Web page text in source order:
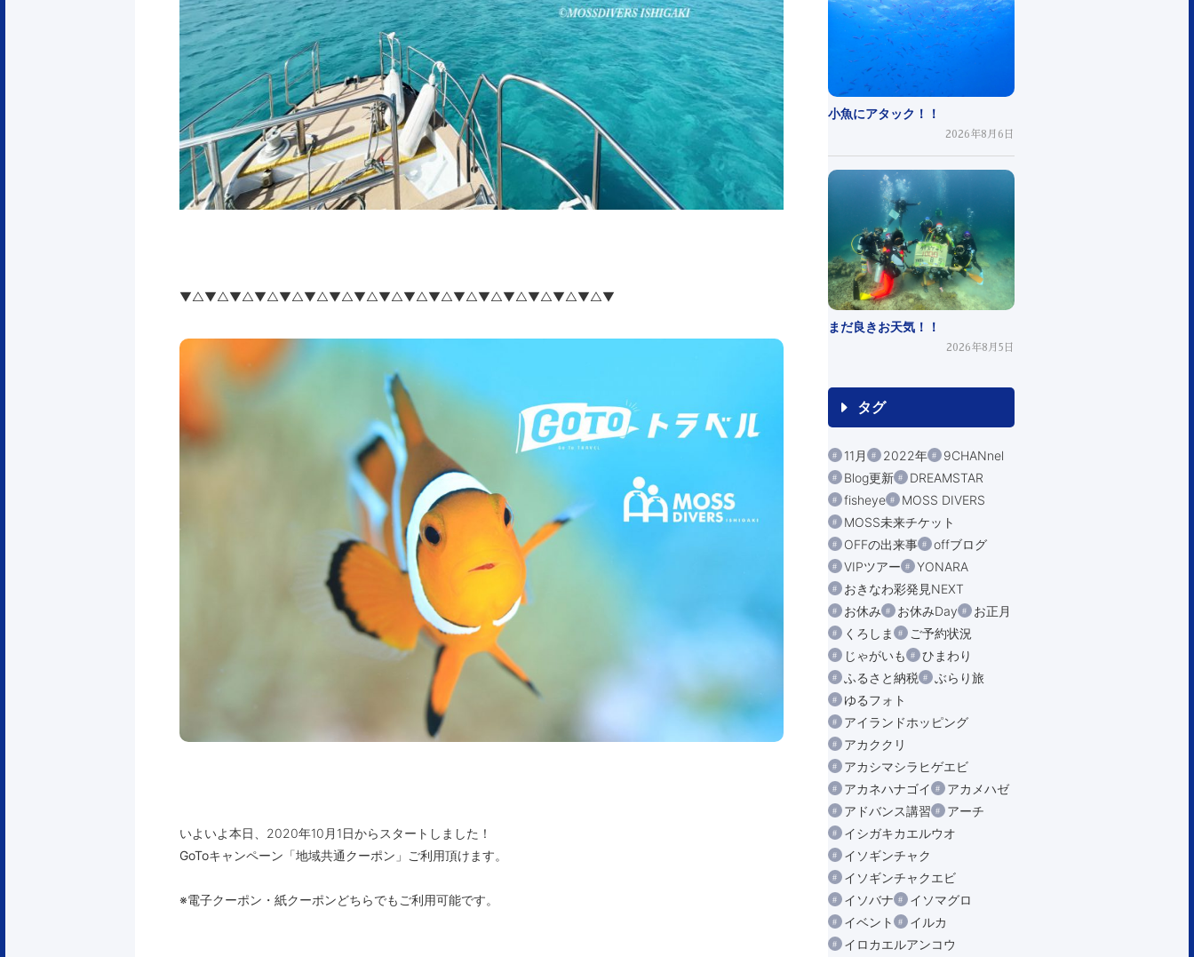
▼△▼△▼△▼△▼△▼△▼△▼△▼△▼△▼△▼△▼△▼△▼△▼△▼△▼
いよいよ本日、2020年10月1日からスタートしました！
GoToキャンペーン「地域共通クーポン」ご利用頂けます。
※電子クーポン・紙クーポンどちらでもご利用可能です。
小魚にアタック！！
2026年8月6日
まだ良きお天気！！
2026年8月5日
タグ
11月 2022年
9CHANnel
Blog更新
DREAMSTAR
fisheye
MOSS DIVERS
MOSS未来チケット
OFFの出来事
offブログ
VIPツアー
YONARA
おきなわ彩発見NEXT
お休み
お休みDay
お正月
くろしま
ご予約状況
じゃがいも
ひまわり
ふるさと納税
ぶらり旅
ゆるフォト
アイランドホッピング
アカククリ
アカシマシラヒゲエビ
アカネハナゴイ
アカメハゼ
アドバンス講習
アーチ
イシガキカエルウオ
イソギンチャク
イソギンチャクエビ
イソバナ
イソマグロ
イベント
イルカ
イロカエルアンコウ